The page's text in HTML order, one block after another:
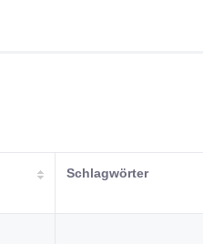
Schlagwörter